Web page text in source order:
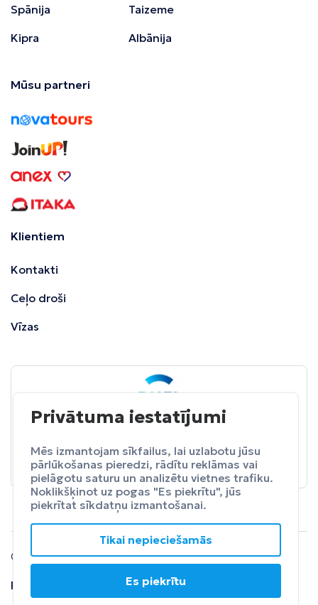
Spānija
Kipra
Taizeme
Albānija
Mūsu partneri
Klientiem
Kontakti
Ceļo droši
Vīzas
BALTA ceļojumu apdrošināšana
Apdrošināt
© 2024 SIA Fly Travel.
Privātuma
Lietošanas
Privātuma iestatījumi
Mēs izmantojam sīkfailus, lai uzlabotu jūsu
pārlūkošanas pieredzi, rādītu reklāmas vai
pielāgotu saturu un analizētu vietnes trafiku.
Noklikšķinot uz pogas "Es piekrītu", jūs
piekrītat sīkdatņu izmantošanai.
Tikai nepieciešamās
Es piekrītu